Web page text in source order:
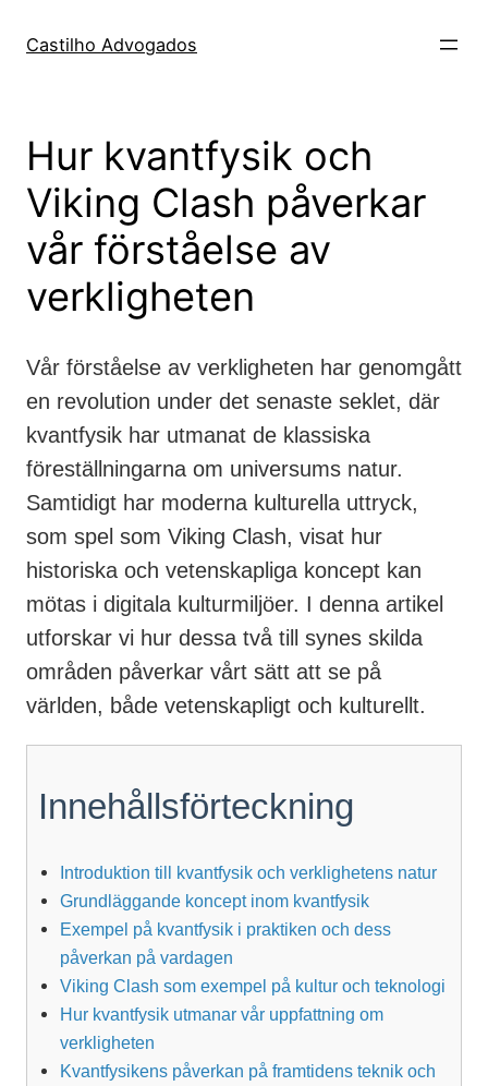
Castilho Advogados
Hur kvantfysik och
Viking Clash påverkar
vår förståelse av
verkligheten
Vår förståelse av verkligheten har genomgått
en revolution under det senaste seklet, där
kvantfysik har utmanat de klassiska
föreställningarna om universums natur.
Samtidigt har moderna kulturella uttryck,
som spel som Viking Clash, visat hur
historiska och vetenskapliga koncept kan
mötas i digitala kulturmiljöer. I denna artikel
utforskar vi hur dessa två till synes skilda
områden påverkar vårt sätt att se på
världen, både vetenskapligt och kulturellt.
Innehållsförteckning
Introduktion till kvantfysik och verklighetens natur
Grundläggande koncept inom kvantfysik
Exempel på kvantfysik i praktiken och dess
påverkan på vardagen
Viking Clash som exempel på kultur och teknologi
Hur kvantfysik utmanar vår uppfattning om
verkligheten
Kvantfysikens påverkan på framtidens teknik och